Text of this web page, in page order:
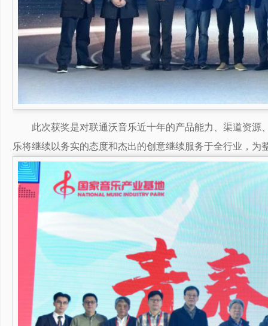
此次获奖是对联通沃音乐近十年的产品能力、渠道资
乐将继续以务实的态度和杰出的创意继续服务于全行业，为